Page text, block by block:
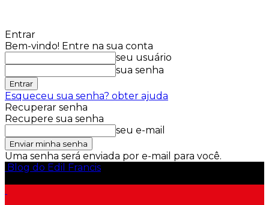
Entrar
Bem-vindo! Entre na sua conta
seu usuário
sua senha
Esqueceu sua senha? obter ajuda
Recuperar senha
Recupere sua senha
seu e-mail
Uma senha será enviada por e-mail para você.
Blog do Edil Francis